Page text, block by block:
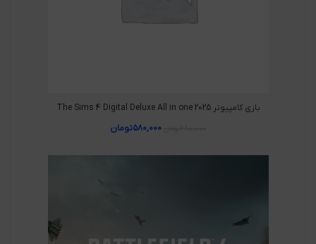
بازی کامپیوتر The Sims 4 Digital Deluxe All in one 2025
۵۸۰,۰۰۰تومان